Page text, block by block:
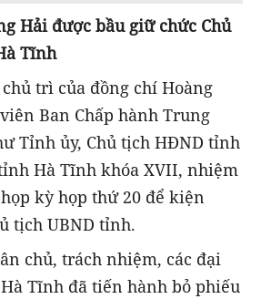
Hải được bầu giữ chức Chủ
Tĩnh
trì của đồng chí Hoàng
Ban Chấp hành Trung
Tỉnh ủy, Chủ tịch HĐND tỉnh
Hà Tĩnh khóa XVII, nhiệm
kỳ họp thứ 20 để kiện
tịch UBND tỉnh.
chủ, trách nhiệm, các đại
Tĩnh đã tiến hành bỏ phiếu